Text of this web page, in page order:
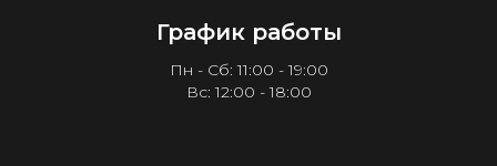
График работы
Пн - Сб: 11:00 - 19:00
Вс: 12:00 - 18:00